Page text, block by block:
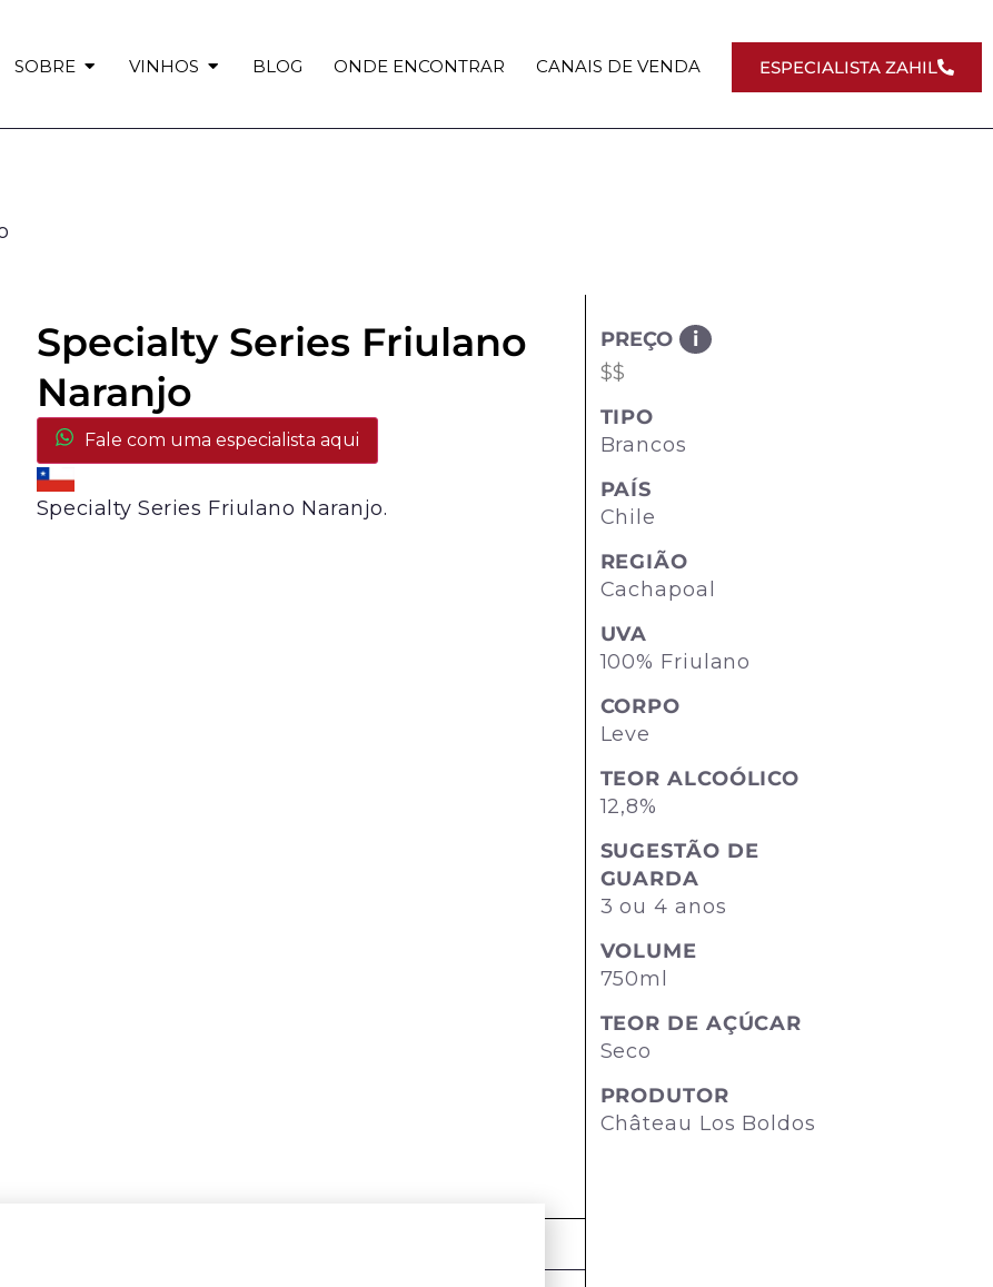
SOBRE VINHOS BLOG ONDE ENCONTRAR CANAIS DE VENDA ESPECIALISTA ZAHIL
Specialty Series Friulano
Naranjo
Fale com uma especialista aqui
Specialty Series Friulano Naranjo.
i
PREÇO
$$
TIPO
Brancos
PAÍS
Chile
REGIÃO
Cachapoal
UVA
100% Friulano
CORPO
Leve
TEOR ALCOÓLICO
12,8%
SUGESTÃO DE
GUARDA
3 ou 4 anos
VOLUME
750ml
TEOR DE AÇÚCAR
Seco
PRODUTOR
Château Los Boldos